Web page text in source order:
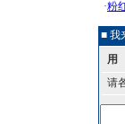
■ 我
用
请